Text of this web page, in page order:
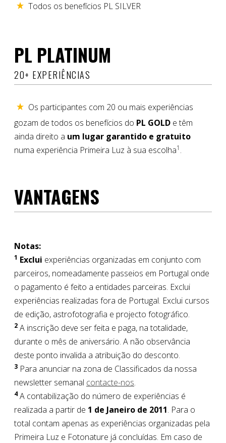
Todos os benefícios PL SILVER
PL PLATINUM
20+ EXPERIÊNCIAS
Os participantes com 20 ou mais experiências
gozam de todos os benefícios do PL GOLD e têm
ainda direito a um lugar garantido e gratuito
numa experiência Primeira Luz à sua escolha1 .
VANTAGENS
Notas:
1 Exclui experiências organizadas em conjunto com
parceiros, nomeadamente passeios em Portugal onde
o pagamento é feito a entidades parceiras. Exclui
experiências realizadas fora de Portugal. Exclui cursos
de edição, astrofotografia e projecto fotográfico.
2 A inscrição deve ser feita e paga, na totalidade,
durante o mês de aniversário. A não observância
deste ponto invalida a atribuição do desconto.
3 Para anunciar na zona de Classificados da nossa
newsletter semanal contacte-nos.
4 A contabilização do número de experiências é
realizada a partir de 1 de Janeiro de 2011. Para o
total contam apenas as experiências organizadas pela
Primeira Luz e Fotonature já concluídas. Em caso de